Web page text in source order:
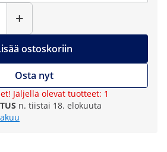
+
ostoskoriin
Osta nyt
Jäljellä olevat tuotteet: 1
n. tiistai 18. elokuuta